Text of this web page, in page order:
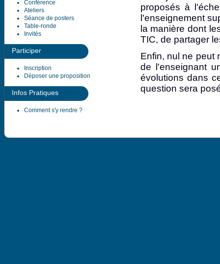
Conférence
Ateliers
Séance de posters
Table-ronde
Invités
Participer
Inscription
Déposer une proposition
Infos Pratiques
Comment s'y rendre ?
proposés à
l'enseignement
la manière dont
TIC, de partager
Enfin, nul ne peut
de l'enseignant
évolutions dans
question sera